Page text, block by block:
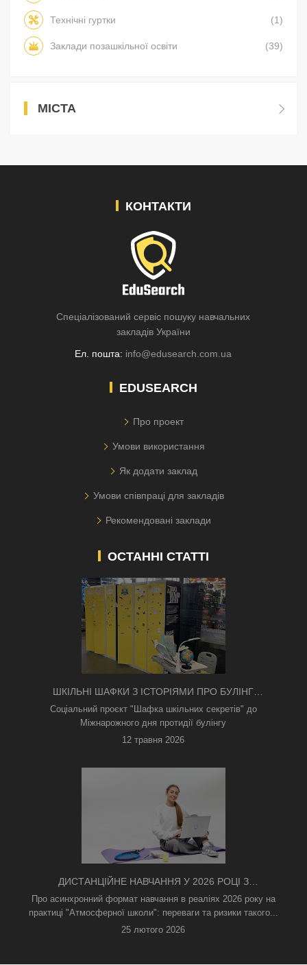
Технічні гуртки (1)
Заклади позашкільної освіти (39)
МІСТА
КОНТАКТИ
Спеціалізований сервіс пошуку навчальних
закладів України
Ел. пошта: info@edusearch.com.ua
EDUSEARCH
Про проект
Умови використання
Як додати заклад
Умови співпраці для закладів
Рекомендовані заклади
ОСТАННІ СТАТТІ
ШКІЛЬНІ ШАФКИ З ІСТОРІЯМИ ПРО БУЛІНГ
З'ЯВИЛИСЯ В КИЄВІ
Соціальний проєкт "Шафка шкільних секретів" до
Міжнарожного дня протидії булінгу
12 травня 2026
ДИСТАНЦІЙНЕ НАВЧАННЯ У 2026 РОЦІ З
ТРИВОГАМИ ТА БЕЗ СВІТЛА: ЯК АСИНХРОННИЙ
ФОРМАТ РЯТУЄ ОСВІТНІЙ ПРОЦЕС
Про асинхронний формат навчання в реаліях 2026 року на
практиці "Атмосферної школи": переваги та ризики такого...
25 лютого 2026